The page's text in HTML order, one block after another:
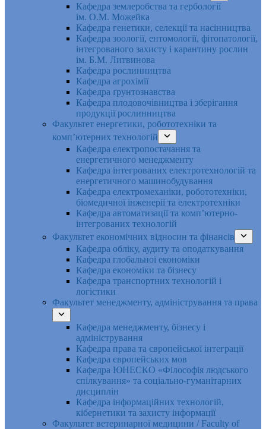
Кафедра землеробства та гербології
ім. О.М. Можейка
Кафедра генетики, селекції та насінництва
Кафедра зоології, ентомології, фітопатології,
інтегрованого захисту і карантину рослин
ім. Б.М. Литвинова
Кафедра рослинництва
Кафедра агрохімії
Кафедра ґрунтознавства
Кафедра плодовочівництва і зберігання
продукції рослинництва
Факультет енергетики, робототехніки та
комп’ютерних технологій
Кафедра електропостачання та
енергетичного менеджменту
Кафедра інтегрованих електротехнологій та
енергетичного машинобудування
Кафедра електромеханіки, робототехніки,
біомедичної інженерії та електротехніки
Кафедра автоматизації та комп’ютерно-
інтегрованих технологій
Факультет економічних відносин та фінансів
Кафедра обліку, аудиту та оподаткування
Кафедра глобальної економіки
Кафедра економіки та бізнесу
Кафедра транспортних технологій і
логістики
Факультет менеджменту, адміністрування та права
Кафедра менеджменту, бізнесу і
адміністрування
Кафедра права та європейської інтеграції
Кафедра європейських мов
Кафедра ЮНЕСКО «Філософія людського
спілкування» та соціально-гуманітарних
дисциплін
Кафедра інформаційних технологій,
кібернетики та захисту інформації
Факультет ветеринарної медицини / Faculty of